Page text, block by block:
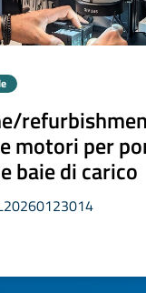
motori per
baie di carico